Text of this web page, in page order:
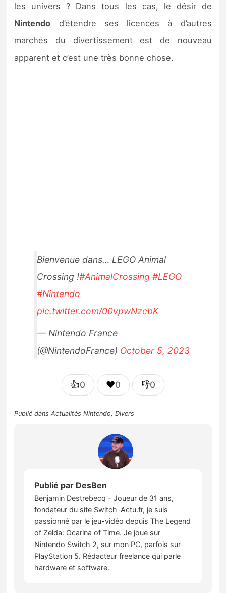
les univers ? Dans tous les cas, le désir de
Nintendo d’étendre ses licences à d’autres
marchés du divertissement est de nouveau
apparent et c’est une très bonne chose.
Bienvenue dans… LEGO Animal
Crossing !#AnimalCrossing #LEGO
#Nintendo
pic.twitter.com/00vpwNzcbK
— Nintendo France
(@NintendoFrance) October 5, 2023
👍0 ❤️0 👎0
Publié dansActualités Nintendo,Divers
Publié par DesBen
Benjamin Destrebecq - Joueur de 31 ans,
fondateur du site Switch-Actu.fr, je suis
passionné par le jeu-vidéo depuis The Legend
of Zelda: Ocarina of Time. Je joue sur
Nintendo Switch 2, sur mon PC, parfois sur
PlayStation 5. Rédacteur freelance qui parle
hardware et software.